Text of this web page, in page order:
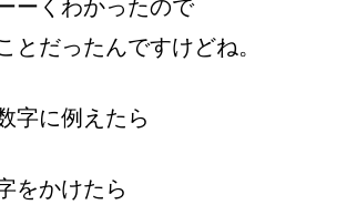
ーくわかったので
とだったんですけどね。
字に例えたら
をかけたら